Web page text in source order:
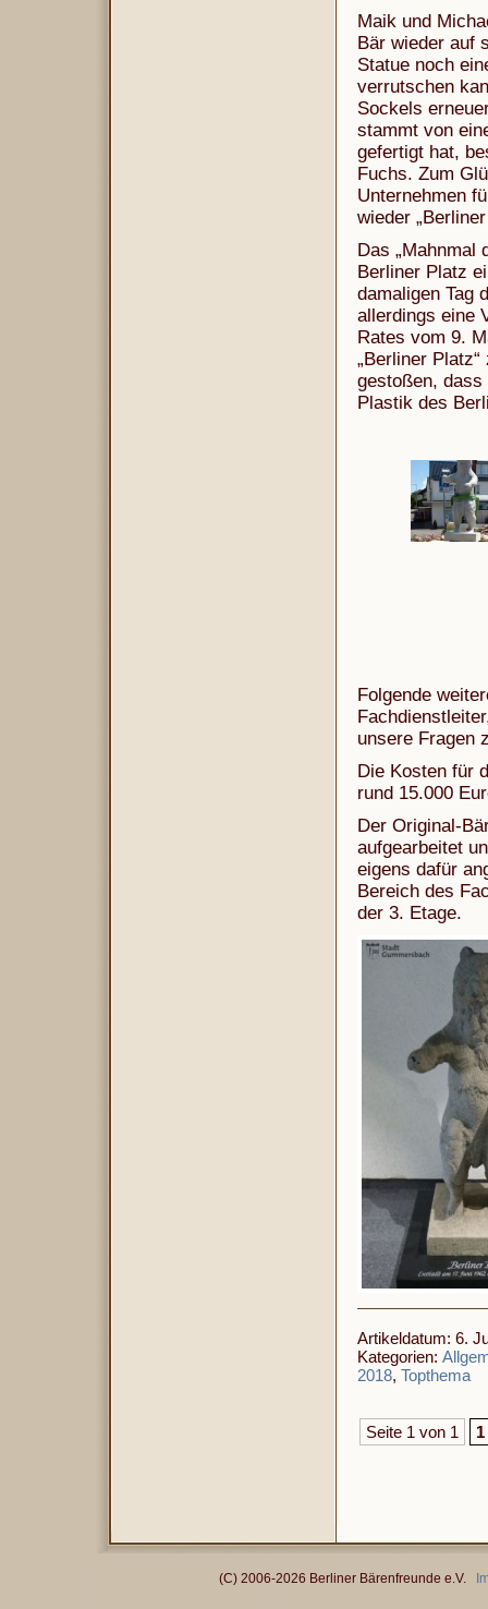
Maik und
Bär wieder auf
Statue noch
verrutschen
Sockels
stammt von
gefertigt hat,
Fuchs. Zum
Unternehmen
wieder
Das „Mahnmal
Berliner Platz
damaligen Tag
allerdings eine
Rates vom 9.
„Berliner
gestoßen, dass
Plastik des
Folgende
unsere Fragen
Die Kosten für
rund 15.000
Der Original-
aufgearbeitet
eigens dafür
Bereich des
der 3. Etage.
Artikeldatum: 6.
Kategorien:
2018, Topthema
Seite 1 von 1 1
(C) 2006-2026 Berliner Bärenfreunde e.V.